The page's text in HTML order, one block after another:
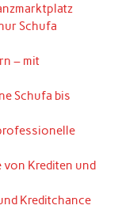
Schufa
– mit
Schufa bis
Krediten und
Kreditchance